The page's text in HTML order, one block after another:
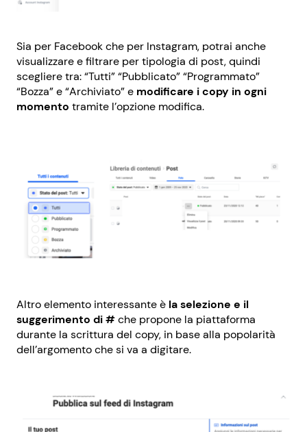
Sia per Facebook che per Instagram, potrai anche
visualizzare e filtrare per tipologia di post, quindi
scegliere tra: “Tutti” “Pubblicato” “Programmato”
“Bozza” e “Archiviato” e modificare i copy in ogni
momento tramite l’opzione modifica.
Altro elemento interessante è la selezione e il
suggerimento di #che propone la piattaforma
durante la scrittura del copy, in base alla popolarità
dell’argomento che si va a digitare.